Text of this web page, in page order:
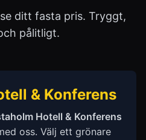
ditt fasta pris. Tryggt,
pålitligt.
& Konferens
Hotell & Konferens
oss. Välj ett grönare